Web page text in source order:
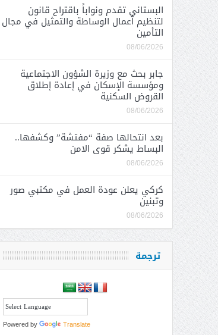
البستاني تقدم ونواباً باقتراح قانون
لتنظيم أعمال الوساطة والتمثيل في مجال
التأمين
08/06/2026
جابر بحث مع وزيرة الشؤون الاجتماعية
ومؤسسة الإسكان في إعادة إطلاق
القروض السكنية
08/06/2026
بعد انتحالها صفة “مفتشة” وكشفها..
البساط يشكر قوى الامن
08/06/2026
كركي يعلن عودة العمل في مكتبي صور
وتبنين
08/06/2026
ترجمة
Powered by Translate